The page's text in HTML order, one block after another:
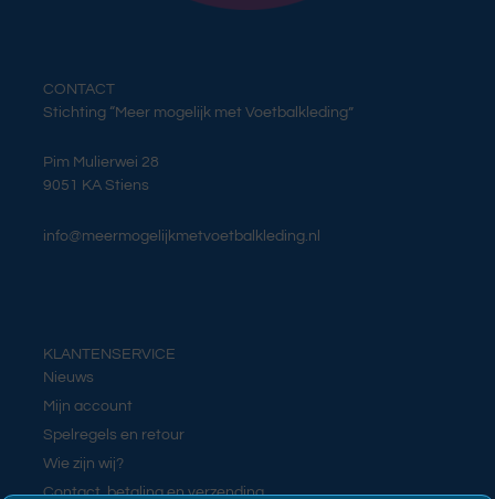
CONTACT
Stichting “Meer mogelijk met Voetbalkleding”
Pim Mulierwei 28
9051 KA Stiens
info@meermogelijkmetvoetbalkleding.nl
KLANTENSERVICE
Nieuws
Mijn account
Spelregels en retour
Wie zijn wij?
Contact, betaling en verzending